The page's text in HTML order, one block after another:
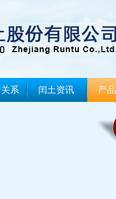
系 闰土资讯 产